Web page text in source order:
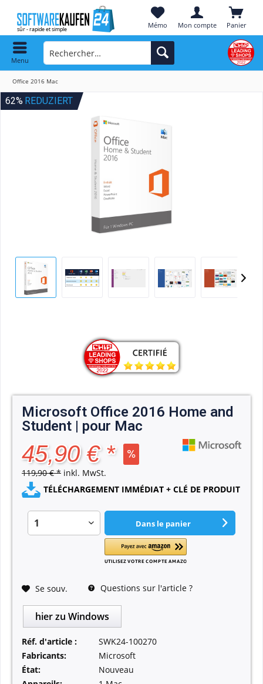
Panier
Mémo Mon compte
Menu
Office 2016 Mac
62% REDUZIERT
Microsoft Office 2016 Home and
Student | pour Mac
45,90 € *
119,90 € * inkl. MwSt.
TÉLÉCHARGEMENT IMMÉDIAT + CLÉ DE PRODUIT
Dans le panier
Se souv. Questions sur l'article ?
hier zu Windows
Réf. d'article :
SWK24-100270
Fabricants:
Microsoft
État:
Nouveau